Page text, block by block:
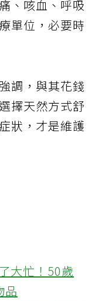
、咳血、呼吸
單位，必要時
調，與其花錢
擇天然方式舒
狀，才是維護
大忙！50歲
品